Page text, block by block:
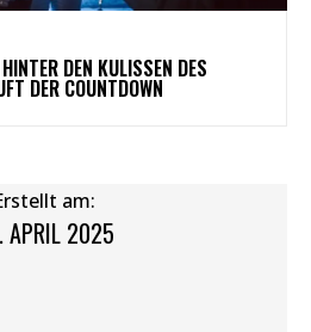
DEN KULISSEN DES
DER COUNTDOWN
am:
APRIL 2025